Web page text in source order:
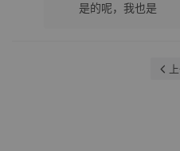
是的呢，我也是